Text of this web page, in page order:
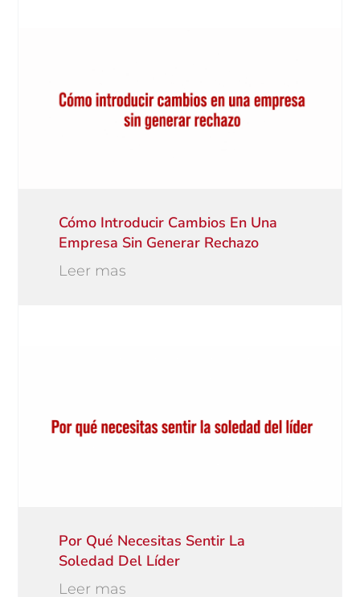
Cómo Introducir Cambios En Una
Empresa Sin Generar Rechazo
Leer mas
Por Qué Necesitas Sentir La
Soledad Del Líder
Leer mas